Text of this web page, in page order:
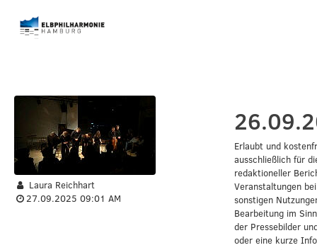
Laura Reichhart
27.09.2025 09:01 AM
Erlaubt und
ausschließlich für
redaktioneller
Veranstaltungen
sonstigen
Bearbeitung im
der Pressebilder
oder eine kurze